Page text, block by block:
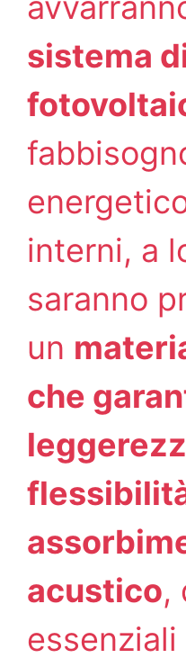
sistema
interni, a
saranno
un
che
acustico,
essenziali